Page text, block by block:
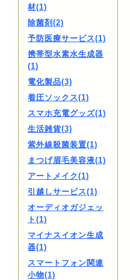
材(1)
除菌剤(2)
予防医療サービス(1)
携帯型水素水生成器
(1)
電化製品(3)
着圧ソックス(1)
スマホ充電グッズ(1)
生活雑貨(3)
紫外線殺菌装置(1)
まつげ眉毛美容液(1)
アートメイク(1)
引越しサービス(1)
オーディオガジェッ
ト(1)
マイナスイオン生成
器(1)
スマートフォン関連
小物(1)